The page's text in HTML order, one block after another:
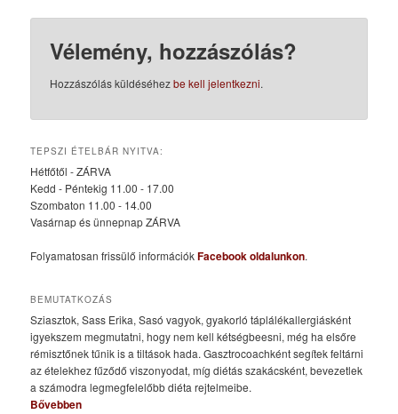
Vélemény, hozzászólás?
Hozzászólás küldéséhezbe kell jelentkezni.
TEPSZI ÉTELBÁR NYITVA:
Hétfőtől - ZÁRVA
Kedd - Péntekig 11.00 - 17.00
Szombaton 11.00 - 14.00
Vasárnap és ünnepnap ZÁRVA
Folyamatosan frissülő információkFacebook oldalunkon.
BEMUTATKOZÁS
Sziasztok, Sass Erika, Sasó vagyok, gyakorló táplálékallergiásként
igyekszem megmutatni, hogy nem kell kétségbeesni, még ha elsőre
rémisztőnek tűnik is a tiltások hada. Gasztrocoachként segítek feltárni
az ételekhez fűződő viszonyodat, míg diétás szakácsként, bevezetlek
a számodra legmegfelelőbb diéta rejtelmeibe.
Bővebben